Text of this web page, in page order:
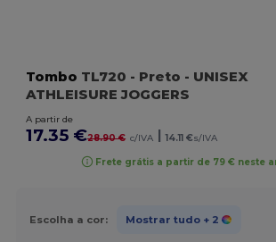
Tombo TL720 - Preto - UNISEX
ATHLEISURE JOGGERS
A partir de
17.35 €28.90 € c/IVA | 14.11 €s/IVA
Frete grátis a partir de 79 € neste
Escolha a cor: Mostrar tudo + 2